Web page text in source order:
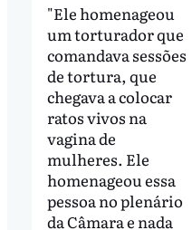
"Ele homenageou
um torturador que
comandava sessões
de tortura, que
chegava a colocar
ratos vivos na
vagina de
mulheres. Ele
homenageou essa
pessoa no plenário
da Câmara e nada